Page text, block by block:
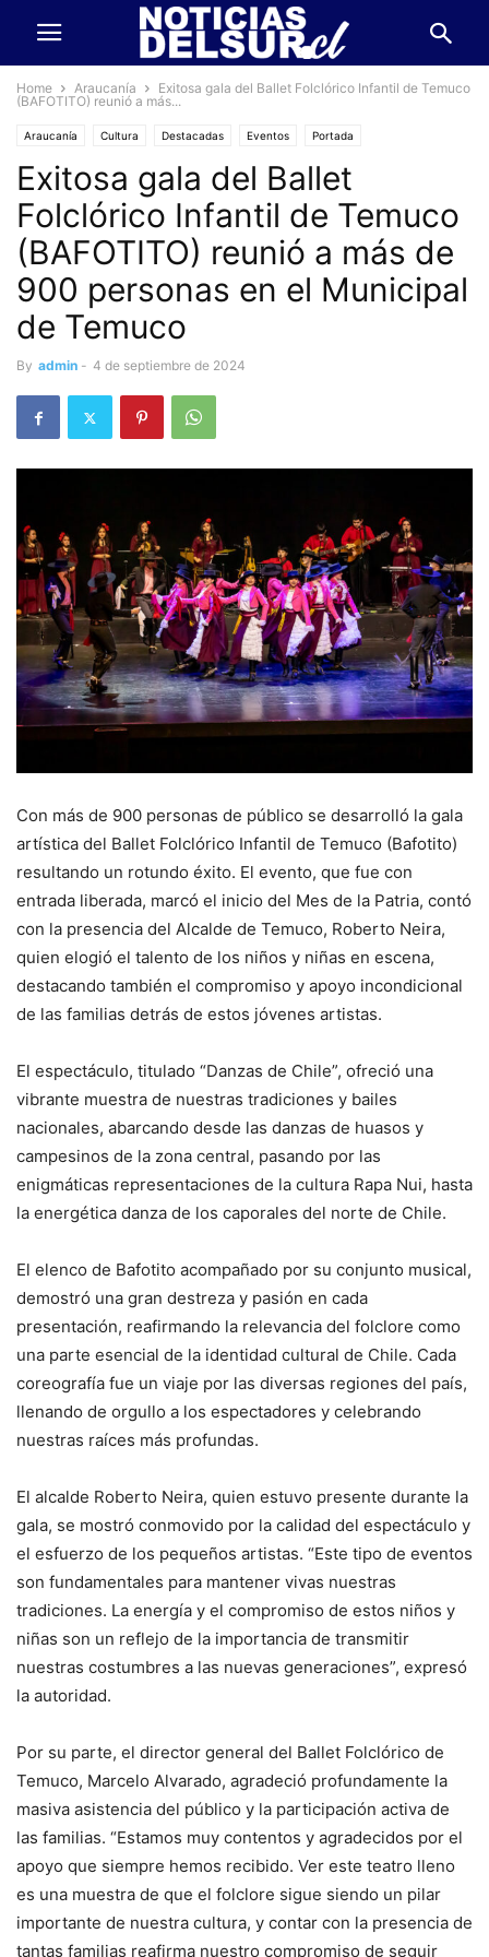
Home Araucanía
Exitosa gala del Ballet Folclórico Infantil de Temuco
(BAFOTITO) reunió a más...
Araucanía Cultura Destacadas Eventos Portada
Exitosa gala del Ballet
Folclórico Infantil de Temuco
(BAFOTITO) reunió a más de
900 personas en el Municipal
de Temuco
By admin - 4 de septiembre de 2024
Con más de 900 personas de público se desarrolló la gala
artística del Ballet Folclórico Infantil de Temuco (Bafotito)
resultando un rotundo éxito. El evento, que fue con
entrada liberada, marcó el inicio del Mes de la Patria, contó
con la presencia del Alcalde de Temuco, Roberto Neira,
quien elogió el talento de los niños y niñas en escena,
destacando también el compromiso y apoyo incondicional
de las familias detrás de estos jóvenes artistas.
El espectáculo, titulado “Danzas de Chile”, ofreció una
vibrante muestra de nuestras tradiciones y bailes
nacionales, abarcando desde las danzas de huasos y
campesinos de la zona central, pasando por las
enigmáticas representaciones de la cultura Rapa Nui, hasta
la energética danza de los caporales del norte de Chile.
El elenco de Bafotito acompañado por su conjunto musical,
demostró una gran destreza y pasión en cada
presentación, reafirmando la relevancia del folclore como
una parte esencial de la identidad cultural de Chile. Cada
coreografía fue un viaje por las diversas regiones del país,
llenando de orgullo a los espectadores y celebrando
nuestras raíces más profundas.
El alcalde Roberto Neira, quien estuvo presente durante la
gala, se mostró conmovido por la calidad del espectáculo y
el esfuerzo de los pequeños artistas. “Este tipo de eventos
son fundamentales para mantener vivas nuestras
tradiciones. La energía y el compromiso de estos niños y
niñas son un reflejo de la importancia de transmitir
nuestras costumbres a las nuevas generaciones”, expresó
la autoridad.
Por su parte, el director general del Ballet Folclórico de
Temuco, Marcelo Alvarado, agradeció profundamente la
masiva asistencia del público y la participación activa de
las familias. “Estamos muy contentos y agradecidos por el
apoyo que siempre hemos recibido. Ver este teatro lleno
es una muestra de que el folclore sigue siendo un pilar
importante de nuestra cultura, y contar con la presencia de
tantas familias reafirma nuestro compromiso de seguir